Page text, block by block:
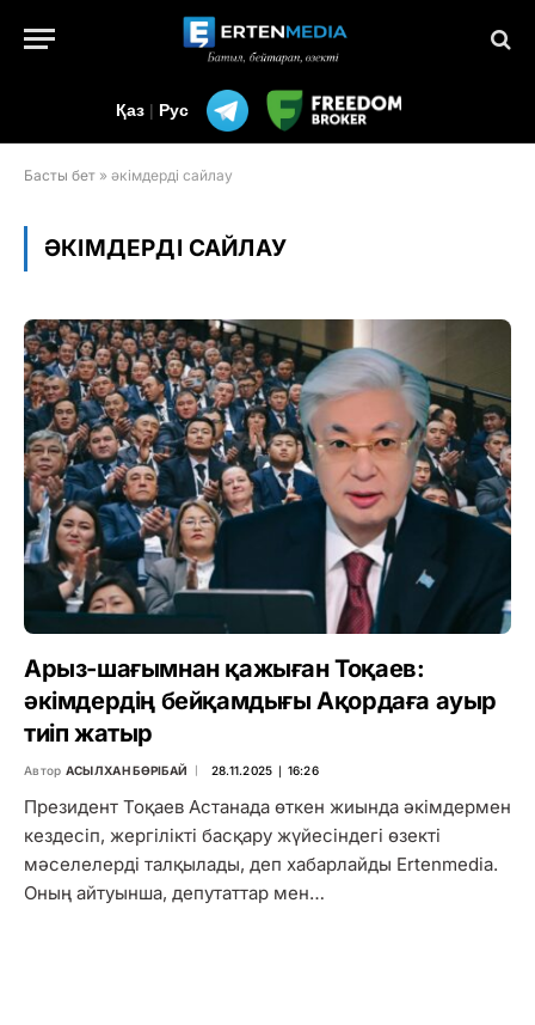
Қаз | Рус
Басты бет » әкімдерді сайлау
ӘКІМДЕРДІ САЙЛАУ
Арыз-шағымнан қажыған Тоқаев:
әкімдердің бейқамдығы Ақордаға ауыр
тиіп жатыр
Автор АСЫЛХАН БӨРІБАЙ 28.11.2025 ∣ 16:26
Президент Тоқаев Астанада өткен жиында әкімдермен
кездесіп, жергілікті басқару жүйесіндегі өзекті
мәселелерді талқылады, деп хабарлайды Ertenmedia.
Оның айтуынша, депутаттар мен…